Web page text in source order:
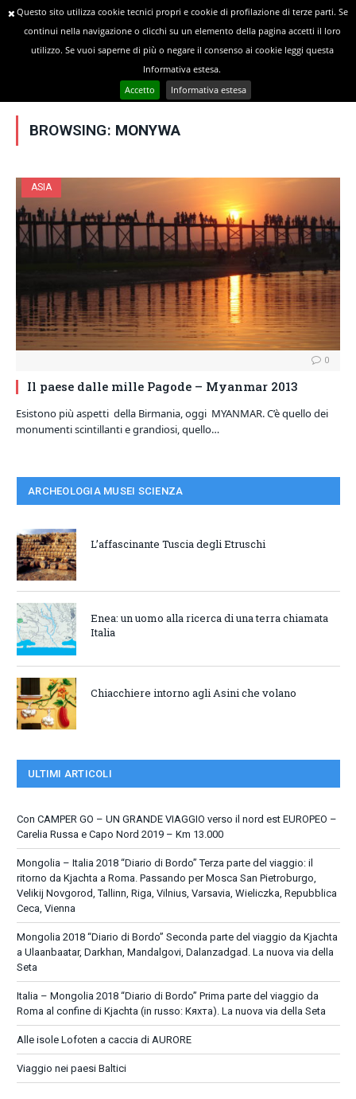
Posts Tagged "Monywa"
BROWSING: MONYWA
ASIA
0
Il paese dalle mille Pagode – Myanmar 2013
Esistono più aspetti della Birmania, oggi MYANMAR. C’è quello dei
monumenti scintillanti e grandiosi, quello…
ARCHEOLOGIA MUSEI SCIENZA
L’affascinante Tuscia degli Etruschi
Enea: un uomo alla ricerca di una terra chiamata
Italia
Chiacchiere intorno agli Asini che volano
ULTIMI ARTICOLI
Con CAMPER GO – UN GRANDE VIAGGIO verso il nord est EUROPEO –
Carelia Russa e Capo Nord 2019 – Km 13.000
Mongolia – Italia 2018 “Diario di Bordo” Terza parte del viaggio: il
ritorno da Kjachta a Roma. Passando per Mosca San Pietroburgo,
Velikij Novgorod, Tallinn, Riga, Vilnius, Varsavia, Wieliczka, Repubblica
Ceca, Vienna
Mongolia 2018 “Diario di Bordo” Seconda parte del viaggio da Kjachta
a Ulaanbaatar, Darkhan, Mandalgovi, Dalanzadgad. La nuova via della
Seta
Italia – Mongolia 2018 “Diario di Bordo” Prima parte del viaggio da
Roma al confine di Kjachta (in russo: Кяхта). La nuova via della Seta
Alle isole Lofoten a caccia di AURORE
Viaggio nei paesi Baltici
Questo sito utilizza cookie tecnici propri e cookie di profilazione di terze parti. Se
continui nella navigazione o clicchi su un elemento della pagina accetti il loro
utilizzo. Se vuoi saperne di più o negare il consenso ai cookie leggi questa
Informativa estesa.
Accetto
Informativa estesa